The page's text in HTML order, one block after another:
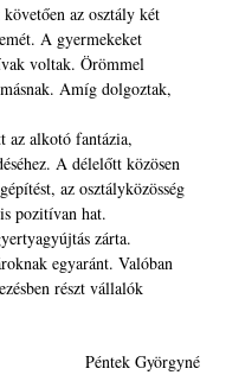
követően az osztály két
A gyermekeket
voltak. Örömmel
Amíg dolgoztak,
az alkotó fantázia,
A délelőtt közösen
az osztályközösség
pozitívan hat.
zárta.
egyaránt. Valóban
részt vállalók
Péntek Györgyné